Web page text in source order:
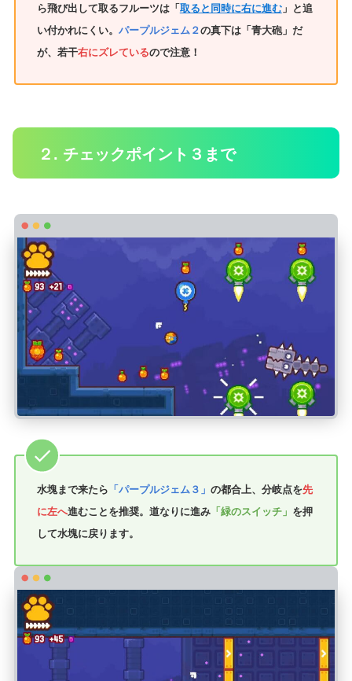
ら飛び出して取るフルーツは「 取ると同時に右に進む」と追
い付かれにくい。 パープルジェム２の真下は「青大砲」だ
が、若干右にズレているので注意！
２. チェックポイント３まで
水塊まで来たら 「パープルジェム３」 の都合上、分岐点を先
に左へ進むことを推奨。道なりに進み「緑のスイッチ」 を押
して水塊に戻ります。